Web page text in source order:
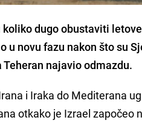
dugo obustaviti
u novu fazu nakon što su
najavio odmazdu.
i Iraka do Mediterana
otkako je Izrael započeo